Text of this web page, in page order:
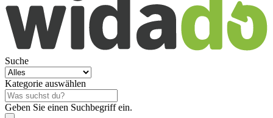
Suche
Kategorie auswählen
Geben Sie einen Suchbegriff ein.